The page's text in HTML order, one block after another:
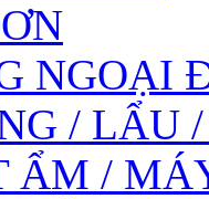
NGOẠI
/ LẨU
ẨM /